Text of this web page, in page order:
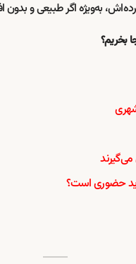
به‌ویژه اگر طبیعی و
بخریم؟
حضوری است؟